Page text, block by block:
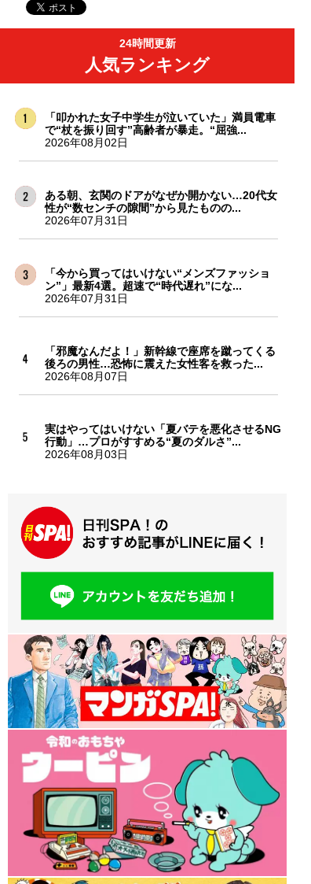
24時間更新
人気ランキング
「叩かれた女子中学生が泣いていた」満員電車
で“杖を振り回す”高齢者が暴走。“屈強...
2026年08月02日
ある朝、玄関のドアがなぜか開かない…20代女
性が“数センチの隙間”から見たものの...
2026年07月31日
「今から買ってはいけない“メンズファッショ
ン”」最新4選。超速で“時代遅れ”にな...
2026年07月31日
「邪魔なんだよ！」新幹線で座席を蹴ってくる
後ろの男性…恐怖に震えた女性客を救った...
2026年08月07日
実はやってはいけない「夏バテを悪化させるNG
行動」…プロがすすめる“夏のダルさ”...
2026年08月03日